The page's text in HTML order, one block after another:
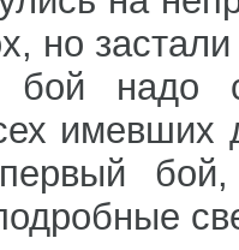
но
бой надо
имевших